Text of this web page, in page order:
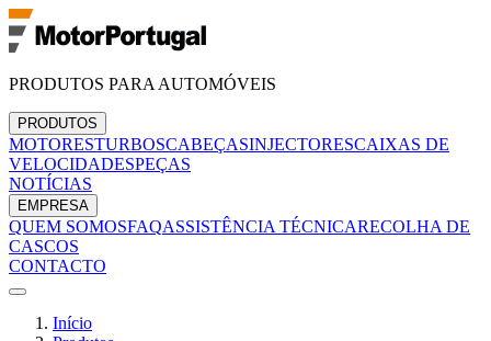
PRODUTOS PARA AUTOMÓVEIS
PRODUTOS
MOTORESTURBOSCABEÇASINJECTORESCAIXAS DE
VELOCIDADESPEÇAS
NOTÍCIAS
EMPRESA
QUEM SOMOSFAQASSISTÊNCIA TÉCNICARECOLHA DE
CASCOS
CONTACTO
Início